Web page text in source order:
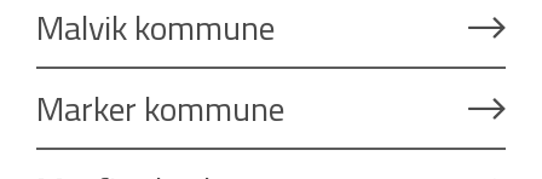
Malvik kommune
Marker kommune